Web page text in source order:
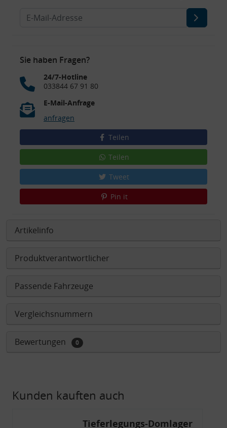
Sie haben Fragen?
24/7-Hotline
033844 67 91 80
E-Mail-Anfrage
anfragen
Teilen
Teilen
Tweet
Pin it
Artikelinfo
Produktverantwortlicher
Passende Fahrzeuge
Vergleichsnummern
Bewertungen 0
Kunden kauften auch
Tieferlegungs-Domlager